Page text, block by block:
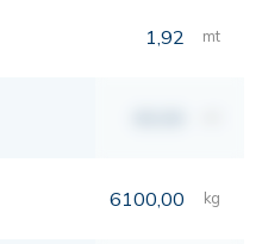
1,92 mt
6100,00 kg